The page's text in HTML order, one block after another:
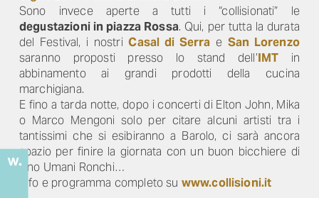
Sono invece aperte a tutti i “collisionati” le
degustazioni in piazza Rossa. Qui, per tutta la durata
del Festival, i nostriCasal di Serra e San Lorenzo
saranno proposti presso lo stand dell’IMT in
abbinamento ai grandi prodotti della cucina
marchigiana.
E fino a tarda notte, dopo i concerti di Elton John, Mika
o Marco Mengoni solo per citare alcuni artisti tra i
tantissimi che si esibiranno a Barolo, ci sarà ancora
spazio per finire la giornata con un buon bicchiere di
vino Umani Ronchi…
Info e programma completo su www.collisioni.it